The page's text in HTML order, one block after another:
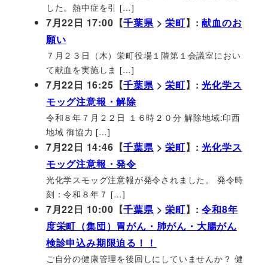
した。熱中症を引 […]
7月22日 17:00【千葉県 >栄町】:献血のお
願い
７月２３日（木）栄町役場１階第１会議室におい
て献血を実施しま […]
7月22日 16:25【千葉県 >栄町】:光化学ス
モッグ注意報・解除
令和８年７月２２日 １６時２０分 解除地域:印西
地域 御協力 […]
7月22日 14:46【千葉県 >栄町】:光化学ス
モッグ注意報・発令
光化学スモッグ注意報が発令されました。 発令時
刻：令和８年７ […]
7月22日 10:00【千葉県 >栄町】:令和8年
度栄町（集団）胃がん・肺がん・大腸がん
検診申込み期限迫る！！
ご自分の健康管理を後回しにしていませんか？ 健